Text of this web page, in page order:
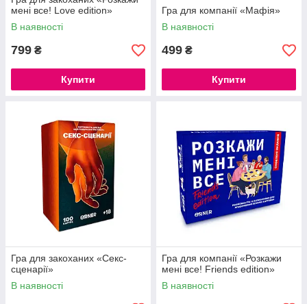
мені все! Love edition»
В наявності
799 ₴
Купити
Гра для компанії «Мафія»
В наявності
499 ₴
Купити
Гра для закоханих «Секс-
сценарії»
В наявності
Гра для компанії «Розкажи
мені все! Friends edition»
В наявності